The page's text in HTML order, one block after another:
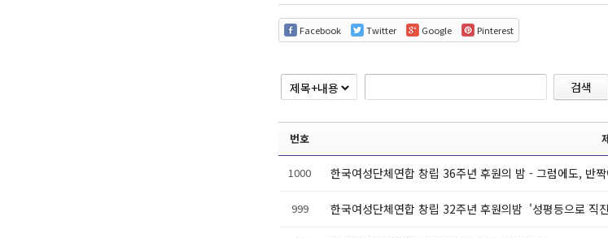
Facebook Twitter Google Pinterest
검색
번호
1000 한국여성단체연합 창립 36주년 후원의 밤 - 그럼에도, 반
999 한국여성단체연합 창립 32주년 후원의밤 '성평등으로 직